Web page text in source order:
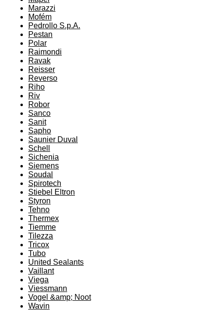
Marazzi
Mofém
Pedrollo S.p.A.
Pestan
Polar
Raimondi
Ravak
Reisser
Reverso
Riho
Riv
Robor
Sanco
Sanit
Sapho
Saunier Duval
Schell
Sichenia
Siemens
Soudal
Spirotech
Stiebel Eltron
Styron
Tehno
Thermex
Tiemme
Tilezza
Tricox
Tubo
United Sealants
Vaillant
Viega
Viessmann
Vogel &amp; Noot
Wavin